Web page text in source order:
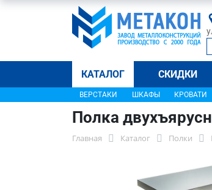
КАТАЛОГ СКИДКИ
ВЕРСТАКИ ШКАФЫ КРОВАТИ
Полка
Главная Каталог Полки